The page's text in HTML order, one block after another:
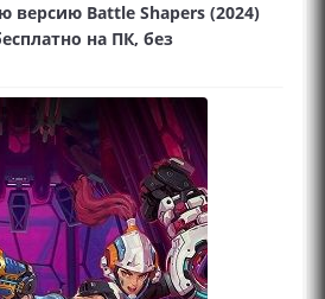
версию Battle Shapers (2024)
на ПК, без